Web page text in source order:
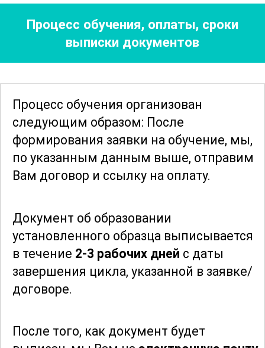
различных производственных задач.
Курс также включает изучение
современных методов моделирования
кристаллизации. Это позволяет
участникам быть в курсе новейших
достижений в области технологий и
применять их в своей работе.
Участники научатся применять
компьютерные программы для
процессов, что значительно повышает
их конкурентоспособность на рынке
труда.
Завершая обучение, участники смогут
квалификацию и быть готовыми к
Процесс обучения, оплаты, сроки
выписки документов
Процесс обучения организован
следующим образом: После
формирования заявки на обучение, мы,
по указанным данным выше, отправим
Вам договор и ссылку на оплату.
Документ об образовании
установленного образца выписывается
в течение 2-3 рабочих дней с даты
завершения цикла, указанной в заявке/
договоре.
После того, как документ будет